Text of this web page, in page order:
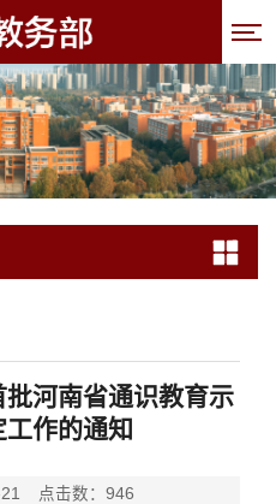
河南省通识教育示
作的通知
点击数： 946